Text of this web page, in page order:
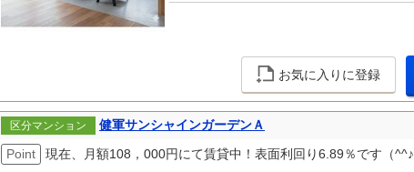
お気に入りに登録
区分マンション
健軍サンシャインガーデンＡ
Point
現在、月額108，000円にて賃貸中！表面利回り6.89％です（^^♪